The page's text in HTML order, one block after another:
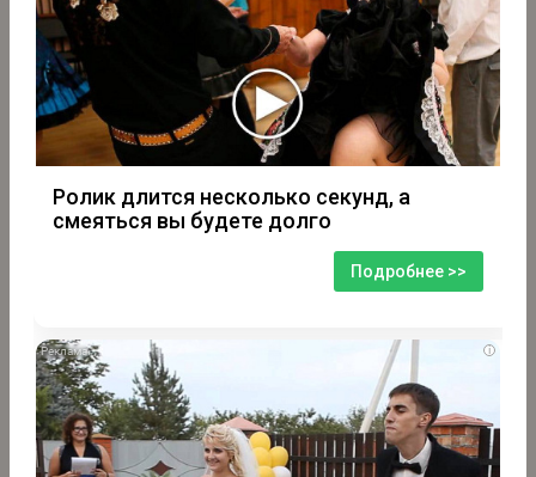
Ролик длится несколько секунд, а
смеяться вы будете долго
Подробнее >>
i